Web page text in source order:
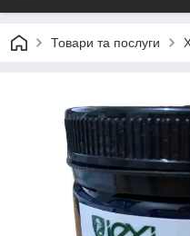
Товари та послуги